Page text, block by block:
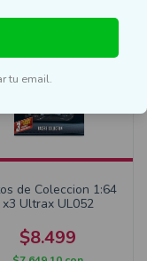
de Coleccion 1:64
x3 Ultrax UL052
$8.499
tu email.